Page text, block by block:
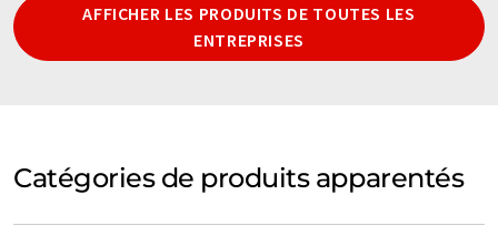
AFFICHER LES PRODUITS DE TOUTES LES
ENTREPRISES
Catégories de produits apparentés